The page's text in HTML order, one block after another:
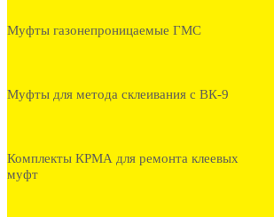
Муфты газонепроницаемые ГМС
Муфты для метода склеивания с ВК-9
Комплекты КРМА для ремонта клеевых
муфт